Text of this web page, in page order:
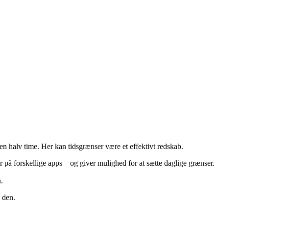
halv time. Her kan tidsgrænser være et effektivt redskab.
forskellige apps – og giver mulighed for at sætte daglige grænser.